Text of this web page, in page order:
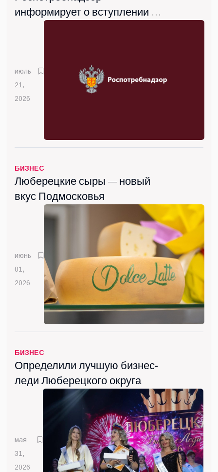
информирует о вступлении с
июль
21,
2026
БИЗНЕС
Люберецкие сыры — новый
вкус Подмосковья
июнь
01,
2026
БИЗНЕС
Определили лучшую бизнес-
леди Люберецкого округа
мая
31,
2026